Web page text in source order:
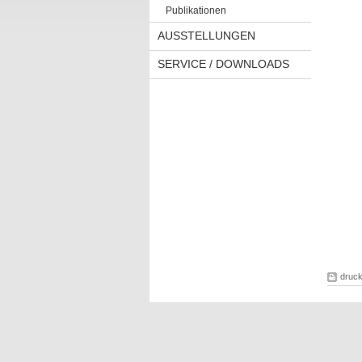
Publikationen
AUSSTELLUNGEN
SERVICE / DOWNLOADS